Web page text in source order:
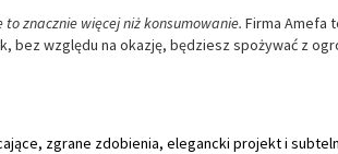
to znacznie więcej niż konsumowanie. Firma Amefa
bez względu na okazję, będziesz spożywać z
zgrane zdobienia, elegancki projekt i